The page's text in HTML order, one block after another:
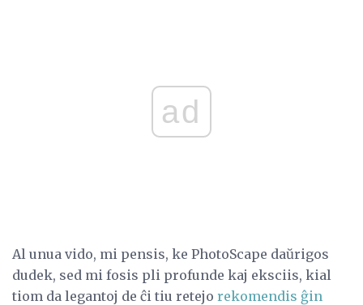
ad
Al unua vido, mi pensis, ke PhotoScape daŭrigos
dudek, sed mi fosis pli profunde kaj eksciis, kial
tiom da legantoj de ĉi tiu retejo rekomendis ĝin